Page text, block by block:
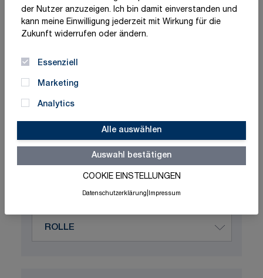
der Nutzer anzuzeigen. Ich bin damit einverstanden und
kann meine Einwilligung jederzeit mit Wirkung für die
Zukunft widerrufen oder ändern.
Essenziell
Marketing
Analytics
Alle auswählen
Auswahl bestätigen
COOKIE EINSTELLUNGEN
Datenschutzerklärung Impressum
Schnelle Lieferung
Made in Germany
ISO-zertifizierte Qualität